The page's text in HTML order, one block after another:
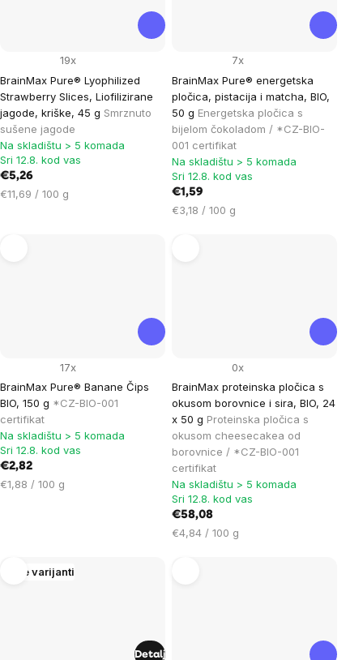
BrainMax Pure® Lyophilized
Strawberry Slices, Liofilizirane
jagode, kriške, 45 g Smrznuto
sušene jagode
19x
Na skladištu > 5 komada
Sri 12.8. kod vas
€5,26
Cijena
€11,69 / 100 g
BrainMax Pure® energetska
pločica, pistacija i matcha, BIO,
50 g Energetska pločica s
bijelom čokoladom / *CZ-BIO-
001 certifikat
7x
Na skladištu > 5 komada
Sri 12.8. kod vas
€1,59
Cijena
€3,18 / 100 g
BrainMax Pure® Banane Čips
BIO, 150 g *CZ-BIO-001
certifikat
17x
Na skladištu > 5 komada
Sri 12.8. kod vas
€2,82
Cijena
€1,88 / 100 g
BrainMax proteinska pločica s
okusom borovnice i sira, BIO, 24
x 50 g Proteinska pločica s
okusom cheesecakea od
borovnice / *CZ-BIO-001
certifikat
0x
Na skladištu > 5 komada
Sri 12.8. kod vas
€58,08
Cijena
€4,84 / 100 g
Više varijanti
Detalj